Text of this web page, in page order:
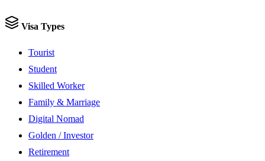
Visa Types
Tourist
Student
Skilled Worker
Family & Marriage
Digital Nomad
Golden / Investor
Retirement